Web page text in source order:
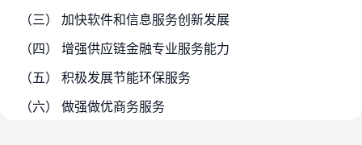
（三） 加快软件和信息服务创新发展
（四） 增强供应链金融专业服务能力
（五） 积极发展节能环保服务
（六） 做强做优商务服务